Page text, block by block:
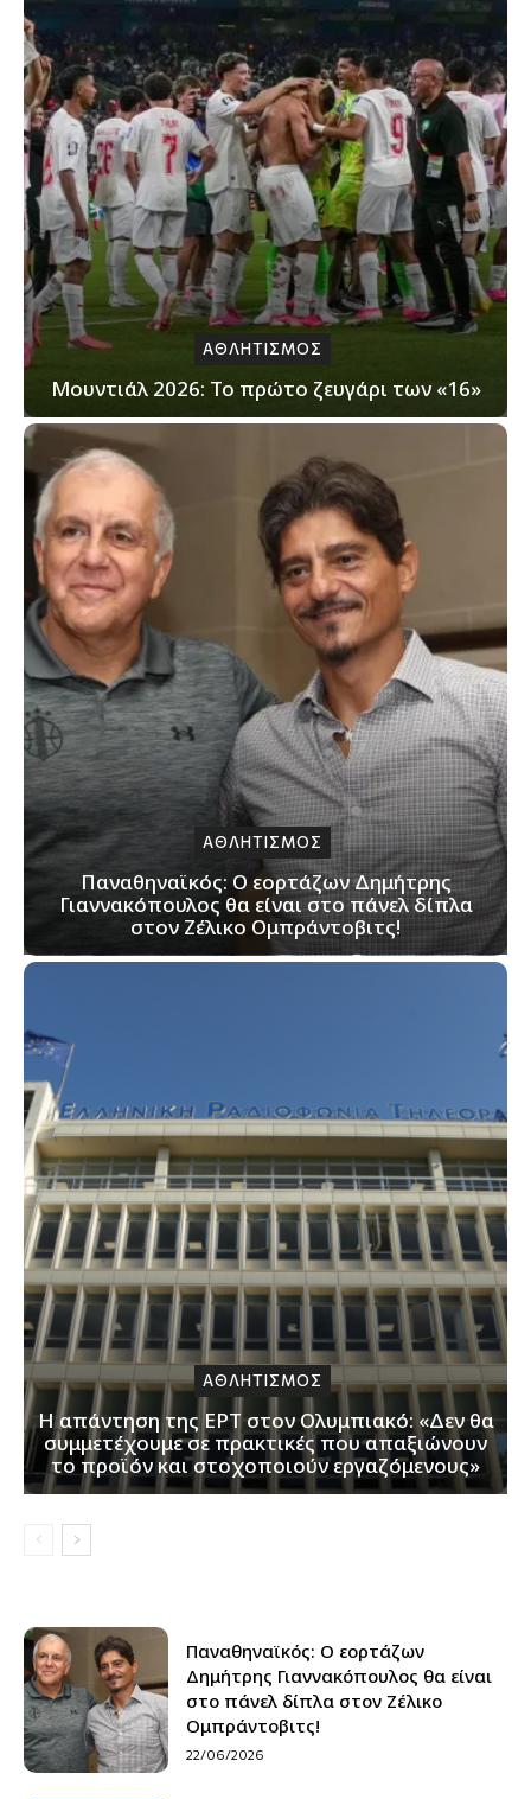
ΑΘΛΗΤΙΣΜΟΣ
Μουντιάλ 2026: Το πρώτο ζευγάρι των «16»
ΑΘΛΗΤΙΣΜΟΣ
Παναθηναϊκός: Ο εορτάζων Δημήτρης
Γιαννακόπουλος θα είναι στο πάνελ δίπλα
στον Ζέλικο Ομπράντοβιτς!
ΑΘΛΗΤΙΣΜΟΣ
Η απάντηση της ΕΡΤ στον Ολυμπιακό: «Δεν θα
συμμετέχουμε σε πρακτικές που απαξιώνουν
το προϊόν και στοχοποιούν εργαζόμενους»
Παναθηναϊκός: Ο εορτάζων
Δημήτρης Γιαννακόπουλος θα είναι
στο πάνελ δίπλα στον Ζέλικο
Ομπράντοβιτς!
22/06/2026